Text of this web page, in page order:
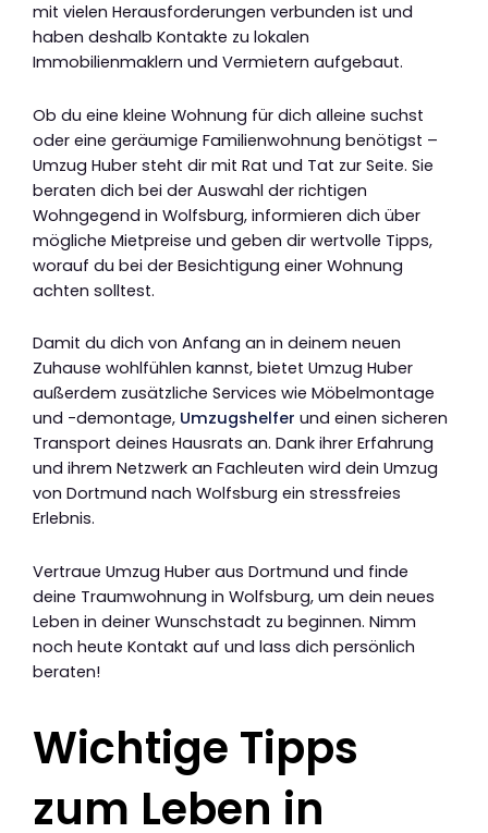
mit vielen Herausforderungen verbunden ist und
haben deshalb Kontakte zu lokalen
Immobilienmaklern und Vermietern aufgebaut.
Ob du eine kleine Wohnung für dich alleine suchst
oder eine geräumige Familienwohnung benötigst –
Umzug Huber steht dir mit Rat und Tat zur Seite. Sie
beraten dich bei der Auswahl der richtigen
Wohngegend in Wolfsburg, informieren dich über
mögliche Mietpreise und geben dir wertvolle Tipps,
worauf du bei der Besichtigung einer Wohnung
achten solltest.
Damit du dich von Anfang an in deinem neuen
Zuhause wohlfühlen kannst, bietet Umzug Huber
außerdem zusätzliche Services wie Möbelmontage
und -demontage, Umzugshelfer und einen sicheren
Transport deines Hausrats an. Dank ihrer Erfahrung
und ihrem Netzwerk an Fachleuten wird dein Umzug
von Dortmund nach Wolfsburg ein stressfreies
Erlebnis.
Vertraue Umzug Huber aus Dortmund und finde
deine Traumwohnung in Wolfsburg, um dein neues
Leben in deiner Wunschstadt zu beginnen. Nimm
noch heute Kontakt auf und lass dich persönlich
beraten!
Wichtige Tipps
zum Leben in